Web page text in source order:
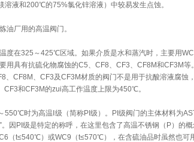
液和200℃的75%氯化锌溶液）中较易发生点蚀。
油厂用的高温阀门。
度在325～425℃区域。如果介质是水和蒸汽时，主要用
用具有抗硫化物腐蚀的C5、CF8、CF3、CF8M和CF3M
、CF8M、CF3及CF3M材质的阀门不是用于抗酸溶液腐蚀
CF3和CF3M的zui高工作温度上限为450℃。
时为高温Ⅰ级（简称PI级）。PI级阀门的主体材料为
因PI级是特定的称呼，在这里包含了高温不锈钢（P）的
（t≤540℃）或WC9（t≤570℃），在含硫油品时虽然也可